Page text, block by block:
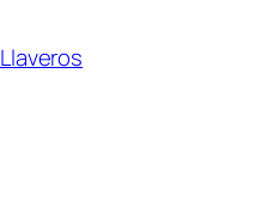
Llaveros